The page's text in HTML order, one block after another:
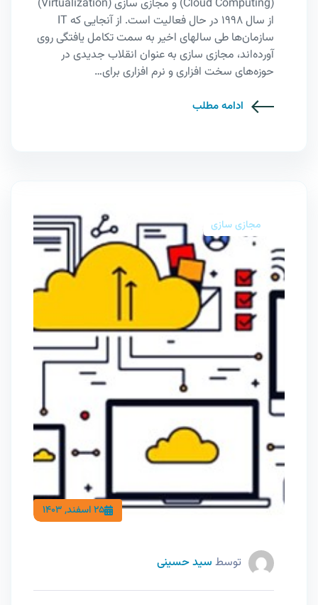
(Cloud Computing) و مجازی سازی (Virtualization)
از سال 1998 در حال فعالیت است. از آنجایی که IT
سازمان‌ها طی سالهای اخیر به سمت تکامل یافتگی روی
آورده‌اند، مجازی سازی به عنوان انقلاب جدیدی در
حوزه‌های سخت افزاری و نرم افزاری برای…
ادامه مطلب
مجازی سازی
25 اسفند, 1403
توسط سید حسینی